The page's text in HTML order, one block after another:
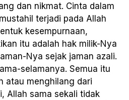
dan nikmat. Cinta dalam
terjadi pada Allah
kesempurnaan,
itu adalah hak milik-Nya
Nya sejak jaman azali.
selamanya. Semua itu
atau menghilang dari
Allah sama sekali tidak